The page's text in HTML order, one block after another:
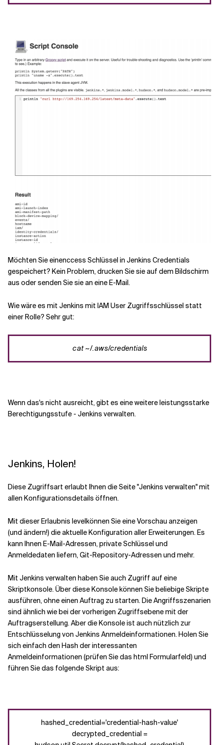
Möchten Sie einenccess Schlüsselin Jenkins Credentials
gespeichert? Kein Problem, drucken Sie sie auf dem Bildschirm
aus oder senden Sie sie an eineE-Mail.
Wie wäre es mit Jenkins mit IAM User Zugriffsschlüssel statt
einer Rolle? Sehr gut:
cat ~/.aws/credentials
Wenn das's nicht ausreicht, gibt es eine weitereleistungsstarke
Berechtigungsstufe - Jenkins verwalten.
Jenkins, Holen!
Diese Zugriffsart erlaubt Ihnen die Seite "Jenkins verwalten" mit
allen Konfigurationsdetails öffnen.
Mit dieser Erlaubnis levelkönnen Sieeine Vorschau anzeigen
(und ändern!) dieaktuelle Konfiguration aller Erweiterungen. Es
kann Ihnen E-Mail-Adressen, private Schlüssel und
Anmeldedaten liefern,Git-Repository-Adressen und mehr.
Mit Jenkins verwalten haben Sie auch Zugriff auf eine
Skriptkonsole. Über diese Konsole können Sie beliebige Skripte
ausführen, ohne einen Auftrag zu starten.Die Angriffsszenarien
sind ähnlich wie bei der vorherigen Zugriffsebene mit der
Auftragserstellung.Aber die Konsoleist auch nützlich zur
Entschlüsselung von Jenkins Anmeldeinformationen.Holen Sie
sich einfach den Hash der interessanten
Anmeldeinformationen (prüfen Sie das htmlFormularfeld) und
führen Sie das folgende Skript aus:
hashed_credential='credential-hash-value'
decrypted_credential =